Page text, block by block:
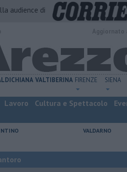
audience di
VALTIBERINA FIRENZE SIENA
Lavoro Cultura e Spettacolo
VALDARNO